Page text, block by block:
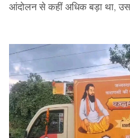
आंदोलन से कहीं अधिक बड़ा था,